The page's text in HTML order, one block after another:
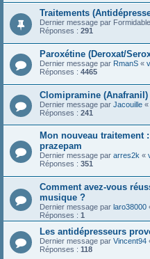
Traitements
Dernier message par Formidable
Réponses : 291
Paroxétine (Deroxat/
Dernier message par RmanS «
Réponses : 4465
Clomipramine (Anafranil)
Dernier message par Jacouille «
Réponses : 241
Mon nouveau traitement
prazepam
Dernier message par arres2k «
Réponses : 351
Comment avez-vous
musique ?
Dernier message par laro38000
Réponses : 1
Les antidépresseurs
Dernier message par Vincent94
Réponses : 118